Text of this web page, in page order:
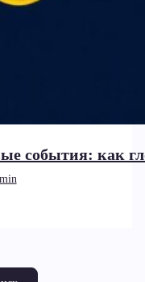
события: как